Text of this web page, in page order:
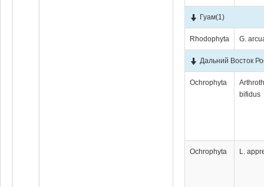
Гуам(1)
Rhodophyta G.
Дальний Восток
Ochrophyta
bifidus
Ochrophyta L.